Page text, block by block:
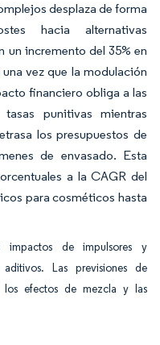
desplaza de forma
hacia alternativas
un incremento del 35% en
vez que la modulación
financiero obliga a las
punitivas mientras
los presupuestos de
de envasado. Esta
a la CAGR del
para cosméticos hasta
impactos de impulsores y
Las previsiones de
los efectos de mezcla y las